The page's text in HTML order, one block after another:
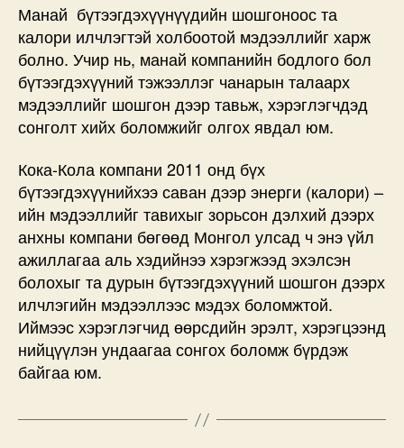
Кола”
компанийн
бүтээгдэхүүнүүд
хэчнээн
калори
илчлэг
хэрхэн
вэ?
дээр
Манай бүтээгдэхүүнүүдийн шошгоноос та
калори илчлэгтэй холбоотой мэдээллийг харж
болно. Учир нь, манай компанийн бодлого бол
бүтээгдэхүүний тэжээллэг чанарын талаарх
мэдээллийг шошгон дээр тавьж, хэрэглэгчдэд
сонголт хийх боломжийг олгох явдал юм.
Кока-Кола компани 2011 онд бүх
бүтээгдэхүүнийхээ саван дээр энерги (калори) –
ийн мэдээллийг тавихыг зорьсон дэлхий дээрх
анхны компани бөгөөд Монгол улсад ч энэ үйл
ажиллагаа аль хэдийнээ хэрэгжээд эхэлсэн
болохыг та дурын бүтээгдэхүүний шошгон дээрх
илчлэгийн мэдээллээс мэдэх боломжтой.
Иймээс хэрэглэгчид өөрсдийн эрэлт, хэрэгцээнд
нийцүүлэн ундаагаа сонгох боломж бүрдэж
байгаа юм.